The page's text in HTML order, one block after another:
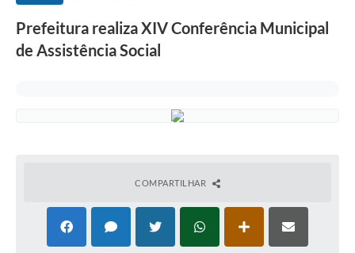
Prefeitura realiza XIV Conferência Municipal
de Assistência Social
COMPARTILHAR